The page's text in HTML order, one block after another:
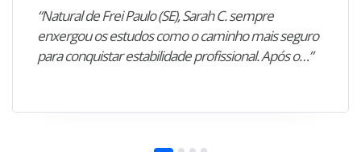
“Natural de Frei Paulo (SE), Sarah C. sempre
enxergou os estudos como o caminho mais seguro
para conquistar estabilidade profissional. Após o…”